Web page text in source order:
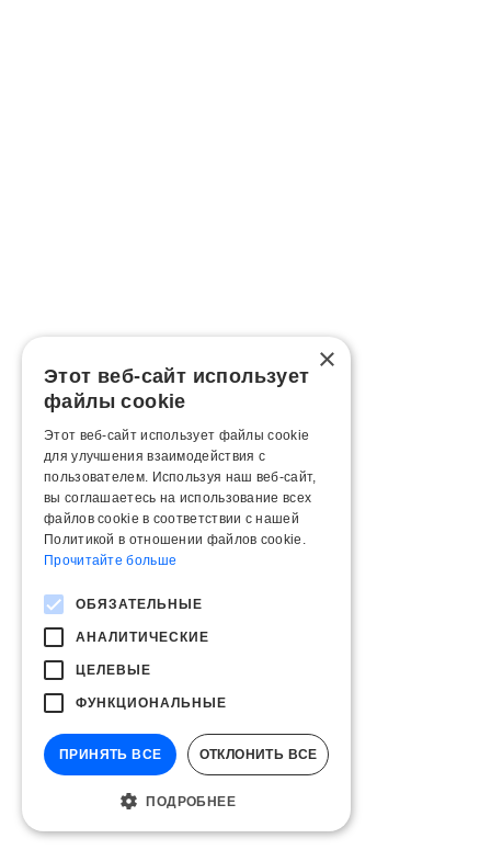
×
Этот веб-сайт использует
файлы cookie
Этот веб-сайт использует файлы cookie
для улучшения взаимодействия с
пользователем. Используя наш веб-сайт,
вы соглашаетесь на использование всех
файлов cookie в соответствии с нашей
Политикой в ​​отношении файлов cookie.
Прочитайте больше
ОБЯЗАТЕЛЬНЫЕ
АНАЛИТИЧЕСКИЕ
ЦЕЛЕВЫЕ
ФУНКЦИОНАЛЬНЫЕ
ПРИНЯТЬ ВСЕ ОТКЛОНИТЬ ВСЕ
ПОДРОБНЕЕ